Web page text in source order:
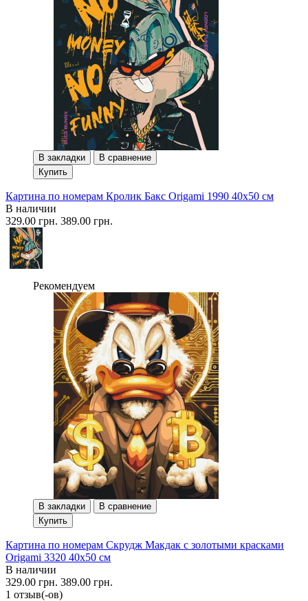
В закладки
В сравнение
Купить
Картина по номерам Кролик Бакс Origami 1990 40x50 см
В наличии
329.00 грн. 389.00 грн.
Рекомендуем
В закладки
В сравнение
Купить
Картина по номерам Скрудж Макдак с золотыми красками
Origami 3320 40x50 см
В наличии
329.00 грн. 389.00 грн.
1 отзыв(-ов)